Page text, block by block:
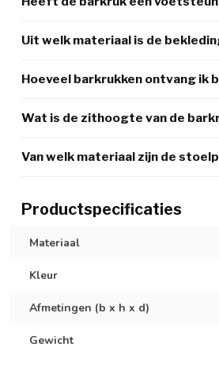
Uit welk materiaal is de
Hoeveel barkrukken ontvang ik
Wat is de zithoogte van de
Van welk materiaal zijn de
Productspecificaties
Materiaal
Kleur
Afmetingen (b x h x d)
Gewicht